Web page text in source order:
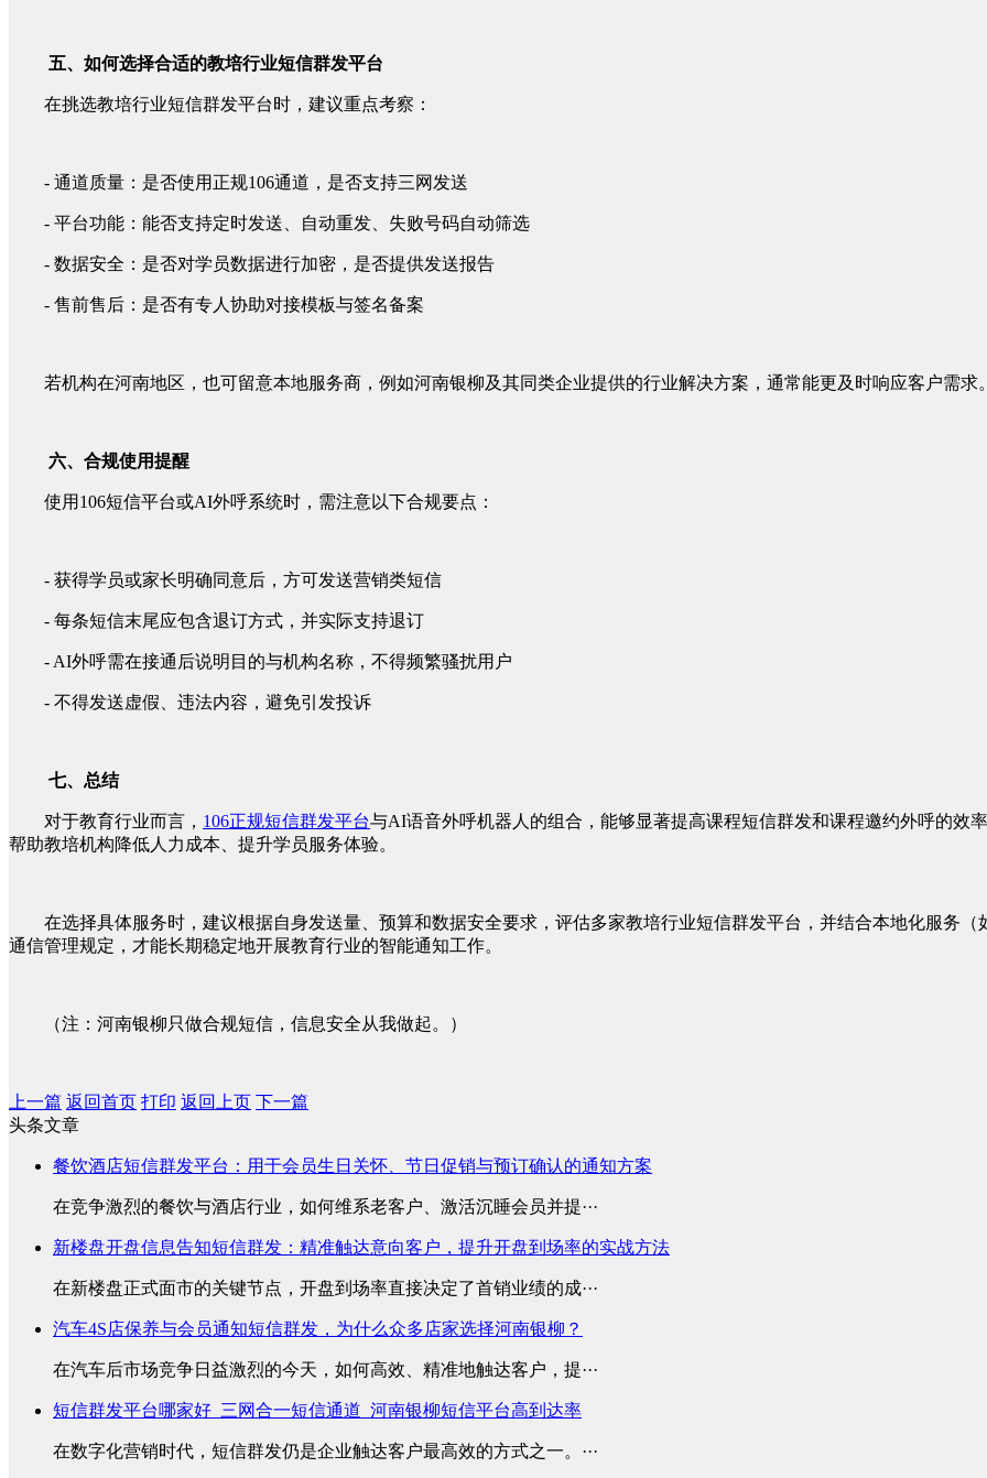
五、如何选择合适的教培行业短信群发平台
在挑选教培行业短信群发平台时，建议重点考察：
- 通道质量：是否使用正规106通道，是否支持三网发送
- 平台功能：能否支持定时发送、自动重发、失败号码自动筛选
- 数据安全：是否对学员数据进行加密，是否提供发送报告
- 售前售后：是否有专人协助对接模板与签名备案
若机构在河南地区，也可留意本地服务商，例如河南银柳及其同类企业提供的行业解决方案，通常能更及时响应客户需求
六、合规使用提醒
使用106短信平台或AI外呼系统时，需注意以下合规要点：
- 获得学员或家长明确同意后，方可发送营销类短信
- 每条短信末尾应包含退订方式，并实际支持退订
- AI外呼需在接通后说明目的与机构名称，不得频繁骚扰用户
- 不得发送虚假、违法内容，避免引发投诉
七、总结
对于教育行业而言， 106正规短信群发平台与AI语音外呼机器人的组合，能够显著提高课程短信群发和课程邀约外呼的效
帮助教培机构降低人力成本、提升学员服务体验。
在选择具体服务时，建议根据自身发送量、预算和数据安全要求，评估多家教培行业短信群发平台，并结合本地化服务
通信管理规定，才能长期稳定地开展教育行业的智能通知工作。
（注：河南银柳只做合规短信，信息安全从我做起。）
上一篇 返回首页 打印 返回上页 下一篇
头条文章
餐饮酒店短信群发平台：用于会员生日关怀、节日促销与预订确认的通知方案
在竞争激烈的餐饮与酒店行业，如何维系老客户、激活沉睡会员并提···
新楼盘开盘信息告知短信群发：精准触达意向客户，提升开盘到场率的实战方法
在新楼盘正式面市的关键节点，开盘到场率直接决定了首销业绩的成···
汽车4S店保养与会员通知短信群发，为什么众多店家选择河南银柳？
在汽车后市场竞争日益激烈的今天，如何高效、精准地触达客户，提···
短信群发平台哪家好_三网合一短信通道_河南银柳短信平台高到达率
在数字化营销时代，短信群发仍是企业触达客户最高效的方式之一。···